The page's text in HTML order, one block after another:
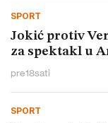
SPORT
Jokić protiv
za spektakl u
pre18sati
SPORT